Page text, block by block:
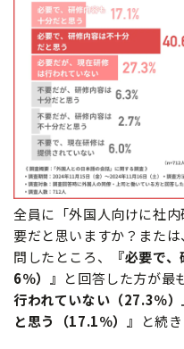
全員に「外国人向けに社
要だと思いますか？また
問したところ、
『必要で
6％）』 と回答した方が最
行われていない（27.3％
と思う（17.1％）』
と続